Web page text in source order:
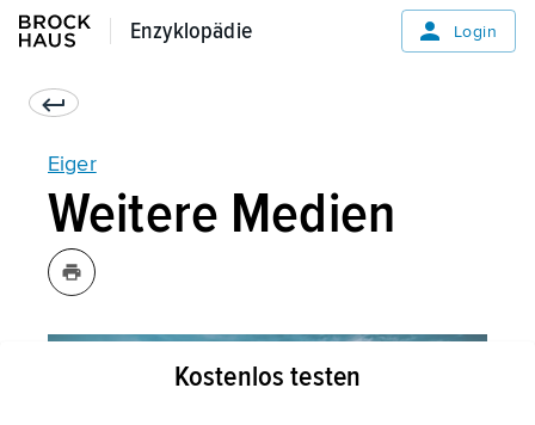
Enzyklopädie
Enzyklopädie Login
Eiger
Weitere Medien
Kostenlos testen